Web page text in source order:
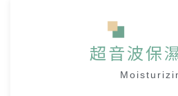
超音波保